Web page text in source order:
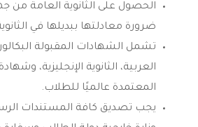
الحصول على الثانوية العامة من
ضرورة معادلتها ببديلها في
تشمل الشهادات المقبولة
العربية، الثانوية الإنجليزية،
المعتمدة عالميًا للطلاب.
يجب تصديق كافة المستندات